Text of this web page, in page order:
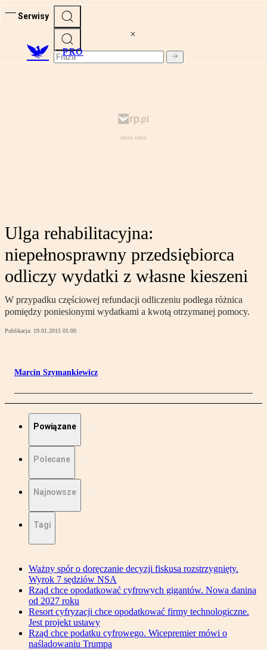
Serwisy
PRO
Ulga rehabilitacyjna:
niepełnosprawny przedsiębiorca
odliczy wydatki z własne kieszeni
W przypadku częściowej refundacji odliczeniu podlega różnica
pomiędzy poniesionymi wydatkami a kwotą otrzymanej pomocy.
Publikacja: 19.01.2015 01:00
Marcin Szymankiewicz
Powiązane
Polecane
Najnowsze
Tagi
Ważny spór o doręczanie decyzji fiskusa rozstrzygnięty.
Wyrok 7 sędziów NSA
Rząd chce opodatkować cyfrowych gigantów. Nowa danina
od 2027 roku
Resort cyfryzacji chce opodatkować firmy technologiczne.
Jest projekt ustawy
Rząd chce podatku cyfrowego. Wicepremier mówi o
naśladowaniu Trumpa